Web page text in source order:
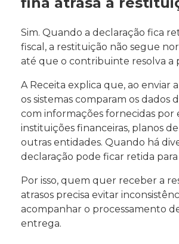
Sim. Quando a declaração fica
fiscal, a restituição não segue
até que o contribuinte resolva a
A Receita explica que, ao enviar
os sistemas comparam os dados
com informações fornecidas por
instituições financeiras, planos
outras entidades. Quando há
declaração pode ficar retida para
Por isso, quem quer receber a
atrasos precisa evitar
acompanhar o processamento
entrega.